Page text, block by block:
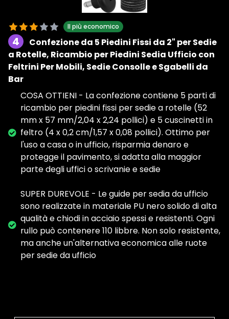
Il più economico
4
Confezione da 5 Piedini Fissi da 2" per Sedie
a Rotelle, Ricambio per Piedini Sedia Ufficio con
Feltrini Per Mobili, Sedie Consolle e Sgabelli da
Bar
COSA OTTIENI - La confezione contiene 5 parti di
ricambio per piedini fissi per sedie a rotelle (52
mm x 57 mm/2,04 x 2,24 pollici) e 5 cuscinetti in
feltro (4 x 0,2 cm/1,57 x 0,08 pollici). Ottimo per
l'uso a casa o in ufficio, risparmia denaro e
protegge il pavimento, si adatta alla maggior
parte degli uffici o scrivanie e sedie
SUPER DUREVOLE - Le guide per sedia da ufficio
sono realizzate in materiale PU nero solido di alta
qualità e chiodi in acciaio spessi e resistenti. Ogni
rullo può contenere 110 libbre. Non solo resistente,
ma anche un'alternativa economica alle ruote
per sedie da ufficio